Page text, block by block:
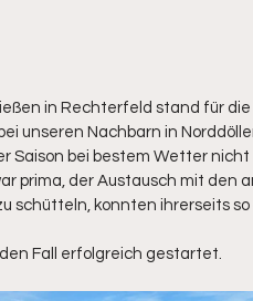
in Rechterfeld stand für
unseren Nachbarn in
Saison bei bestem Wetter
prima, der Austausch mit den
schütteln, konnten ihrerseits so
Fall erfolgreich gestartet.